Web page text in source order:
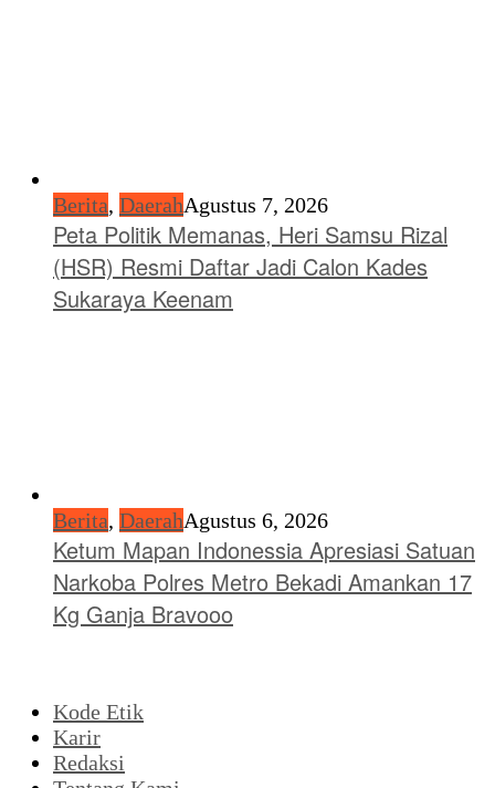
Berita, DaerahAgustus 7, 2026
Peta Politik Memanas, Heri Samsu Rizal
(HSR) Resmi Daftar Jadi Calon Kades
Sukaraya Keenam
Berita, DaerahAgustus 6, 2026
Ketum Mapan Indonessia Apresiasi Satuan
Narkoba Polres Metro Bekadi Amankan 17
Kg Ganja Bravooo
Kode Etik
Karir
Redaksi